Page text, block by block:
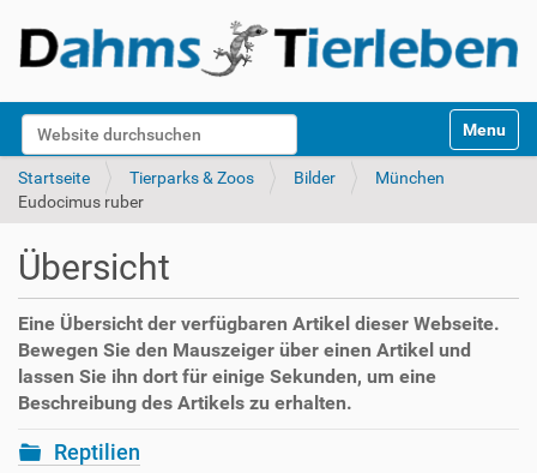
Website durchsuchen
k
Toggle
Startseite Tierparks & Zoos Bilder
München
Eudocimus ruber
Übersicht
Eine Übersicht der verfügbaren Artikel dieser Webseite.
Bewegen Sie den Mauszeiger über einen Artikel und
lassen Sie ihn dort für einige Sekunden, um eine
Beschreibung des Artikels zu erhalten.
Reptilien